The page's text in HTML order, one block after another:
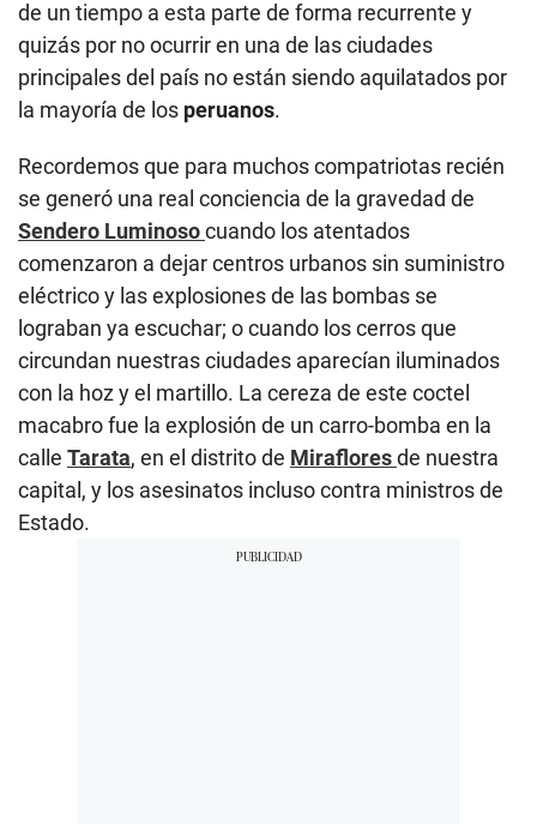
de un tiempo a esta parte de forma recurrente y
quizás por no ocurrir en una de las ciudades
principales del país no están siendo aquilatados por
la mayoría de los peruanos.
Recordemos que para muchos compatriotas recién
se generó una real conciencia de la gravedad de
Sendero Luminosocuando los atentados
comenzaron a dejar centros urbanos sin suministro
eléctrico y las explosiones de las bombas se
lograban ya escuchar; o cuando los cerros que
circundan nuestras ciudades aparecían iluminados
con la hoz y el martillo. La cereza de este coctel
macabro fue la explosión de un carro-bomba en la
calle Tarata, en el distrito de Mirafloresde nuestra
capital, y los asesinatos incluso contra ministros de
Estado.